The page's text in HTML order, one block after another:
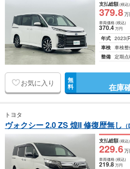
支払総額(税込)
379.8万
車両価格(税込)
370.4万円
年式 2023
車検 車検
整備 定期
お気に入り 無
料 在庫
トヨタ
ヴォクシー 2.0 ZS 煌II 修復歴無し
支払総額(税込)
229.6万
車両価格(税込)
219.8万円